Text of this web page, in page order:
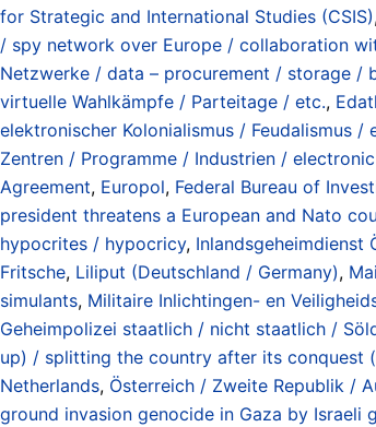
for Strategic and International Studies (CSIS)
/ spy network over Europe / collaboration
Netzwerke / data – procurement / storage /
virtuelle Wahlkämpfe / Parteitage / etc.,
elektronischer Kolonialismus / Feudalismus
Zentren / Programme / Industrien /
Agreement, Europol, Federal Bureau of
president threatens a European and Nato
hypocrites / hypocricy, Inlandsgeheimdienst
Fritsche, Liliput (Deutschland / Germany),
simulants, Militaire Inlichtingen- en
Geheimpolizei staatlich / nicht staatlich /
up) / splitting the country after its conquest
Netherlands, Österreich / Zweite Republik /
ground invasion genocide in Gaza by Israeli